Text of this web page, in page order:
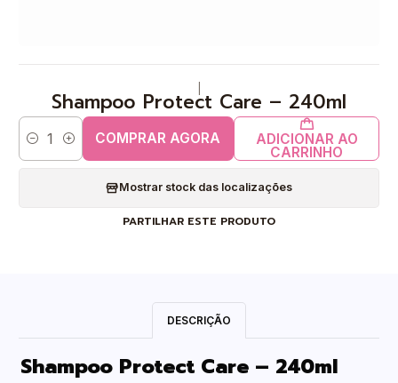
Shampoo Protect Care – 240ml
Quantidade ADICIONAR AO
CARRINHO
COMPRAR AGORA
Mostrar stock das localizações
PARTILHAR ESTE PRODUTO
DESCRIÇÃO
Shampoo Protect Care – 240ml